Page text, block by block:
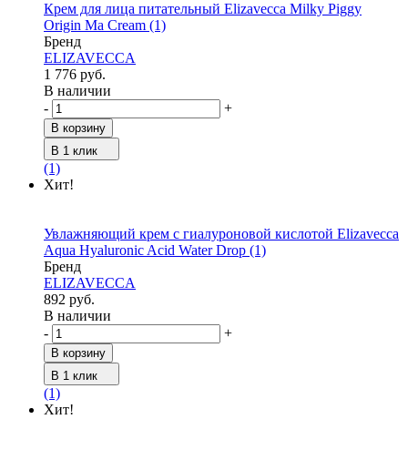
Крем для лица питательный Elizavecca Milky Piggy
Origin Ma Cream (1)
Бренд
ELIZAVECCA
1 776 руб.
В наличии
-
+
В корзину
В 1 клик
(1)
Хит!
Увлажняющий крем с гиалуроновой кислотой Elizavecca
Aqua Hyaluronic Acid Water Drop (1)
Бренд
ELIZAVECCA
892 руб.
В наличии
-
+
В корзину
В 1 клик
(1)
Хит!